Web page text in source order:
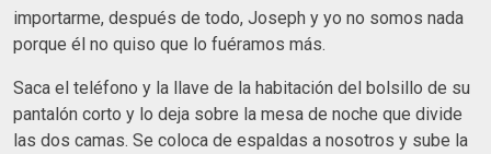
importarme, después de todo, Joseph y yo no somos nada
porque él no quiso que lo fuéramos más.
Saca el teléfono y la llave de la habitación del bolsillo de su
pantalón corto y lo deja sobre la mesa de noche que divide
las dos camas. Se coloca de espaldas a nosotros y sube la